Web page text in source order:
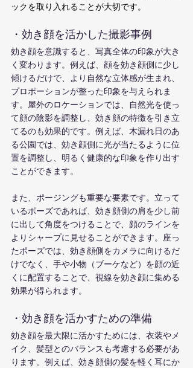
ックを取り入れることが大切です。
・効き顔を活かした撮影事例
効き顔を意識すると、写真全体の印象が大き
く変わります。例えば、顔を効き顔側に少し
傾けるだけで、より自然な立体感が生まれ、
プロポーションが整った印象を与えられま
す。屋外のロケーションでは、自然光を使っ
て顔の陰影を調整し、効き顔の特徴を引き立
てるのも効果的です。例えば、木漏れ日のあ
る公園では、効き顔側に光が当たるように位
置を調整し、明るく健康的な印象を作り出す
ことができます。
また、ポージングも重要な要素です。立って
いるポーズであれば、効き顔側の肩を少し前
に出して角度をつけることで、顔のラインを
よりシャープに見せることができます。座っ
たポーズでは、効き顔側をカメラに向けるだ
けでなく、手や小物（ブーケなど）を顔の近
くに配置することで、視線を効き顔に集める
効果が得られます。
・効き顔を活かすための準備
効き顔を最大限に活かすためには、衣装やメ
イク、髪型とのバランスも考慮する必要があ
ります。例えば、効き顔側の髪を軽く耳にか